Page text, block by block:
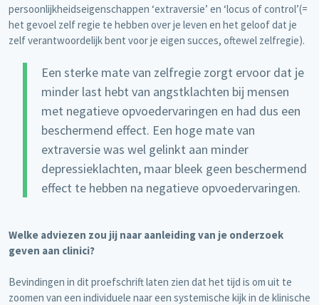
persoonlijkheidseigenschappen ‘extraversie’ en ‘locus of control’(=
het gevoel zelf regie te hebben over je leven en het geloof dat je
zelf verantwoordelijk bent voor je eigen succes, oftewel zelfregie).
Een sterke mate van zelfregie zorgt ervoor dat je
minder last hebt van angstklachten bij mensen
met negatieve opvoedervaringen en had dus een
beschermend effect. Een hoge mate van
extraversie was wel gelinkt aan minder
depressieklachten, maar bleek geen beschermend
effect te hebben na negatieve opvoedervaringen.
Welke adviezen zou jij naar aanleiding van je onderzoek
geven aan clinici?
Bevindingen in dit proefschrift laten zien dat het tijd is om uit te
zoomen van een individuele naar een systemische kijk in de klinische